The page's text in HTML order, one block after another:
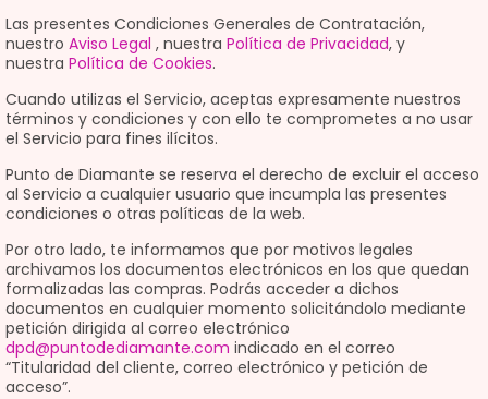
Las presentes Condiciones Generales de Contratación,
nuestro Aviso Legal , nuestra Política de Privacidad, y
nuestra Política de Cookies.
Cuando utilizas el Servicio, aceptas expresamente nuestros
términos y condiciones y con ello te comprometes a no usar
el Servicio para fines ilícitos.
Punto de Diamante se reserva el derecho de excluir el acceso
al Servicio a cualquier usuario que incumpla las presentes
condiciones o otras políticas de la web.
Por otro lado, te informamos que por motivos legales
archivamos los documentos electrónicos en los que quedan
formalizadas las compras. Podrás acceder a dichos
documentos en cualquier momento solicitándolo mediante
petición dirigida al correo electrónico
dpd@puntodediamante.com indicado en el correo
“Titularidad del cliente, correo electrónico y petición de
acceso”.